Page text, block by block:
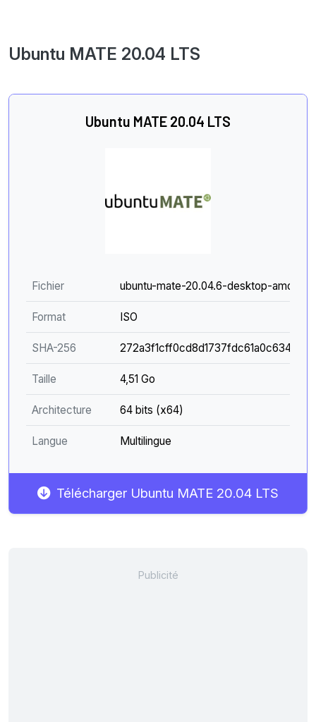
Ubuntu MATE 20.04 LTS
Ubuntu MATE 20.04 LTS
Fichier ubuntu-mate-20.04.6-desktop-
Format ISO
SHA-256
Taille 4,51 Go
Architecture 64 bits (x64)
Langue Multilingue
Télécharger Ubuntu MATE 20.04 LTS